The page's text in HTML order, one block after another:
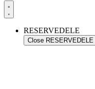
RESERVEDELE
Close RESERVEDELE